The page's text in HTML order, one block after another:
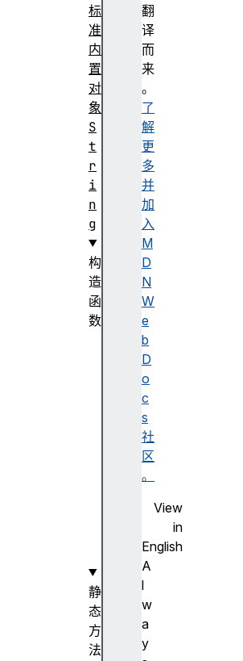
翻
译
而
来
。
了
解
更
多
并
加
入
M
D
N
W
e
b
D
o
c
s
社
区
。
View
in
English
A
l
w
a
y
标
准
内
置
对
象
S
t
r
i
n
g
构
造
函
数
静
态
方
法